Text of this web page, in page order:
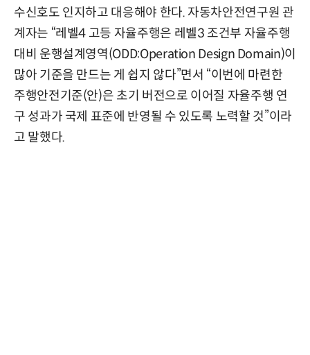
수신호도 인지하고 대응해야 한다. 자동차안전연구원 관
계자는 “레벨4 고등 자율주행은 레벨3 조건부 자율주행
대비 운행설계영역(ODD:Operation Design Domain)이
많아 기준을 만드는 게 쉽지 않다”면서 “이번에 마련한
주행안전기준(안)은 초기 버전으로 이어질 자율주행 연
구 성과가 국제 표준에 반영될 수 있도록 노력할 것”이라
고 말했다.